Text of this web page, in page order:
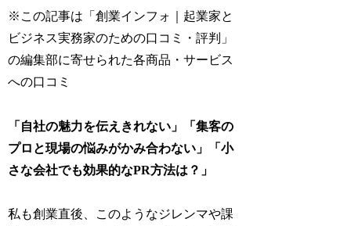
※この記事は「創業インフォ｜起業家と
ビジネス実務家のための口コミ・評判」
の編集部に寄せられた各商品・サービス
への口コミ
「自社の魅力を伝えきれない」「集客の
プロと現場の悩みがかみ合わない」「小
さな会社でも効果的なPR方法は？」
私も創業直後、このようなジレンマや課